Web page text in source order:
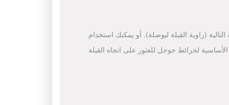
(زاوية القبلة لبوصلة). أو يمكنك استخدام